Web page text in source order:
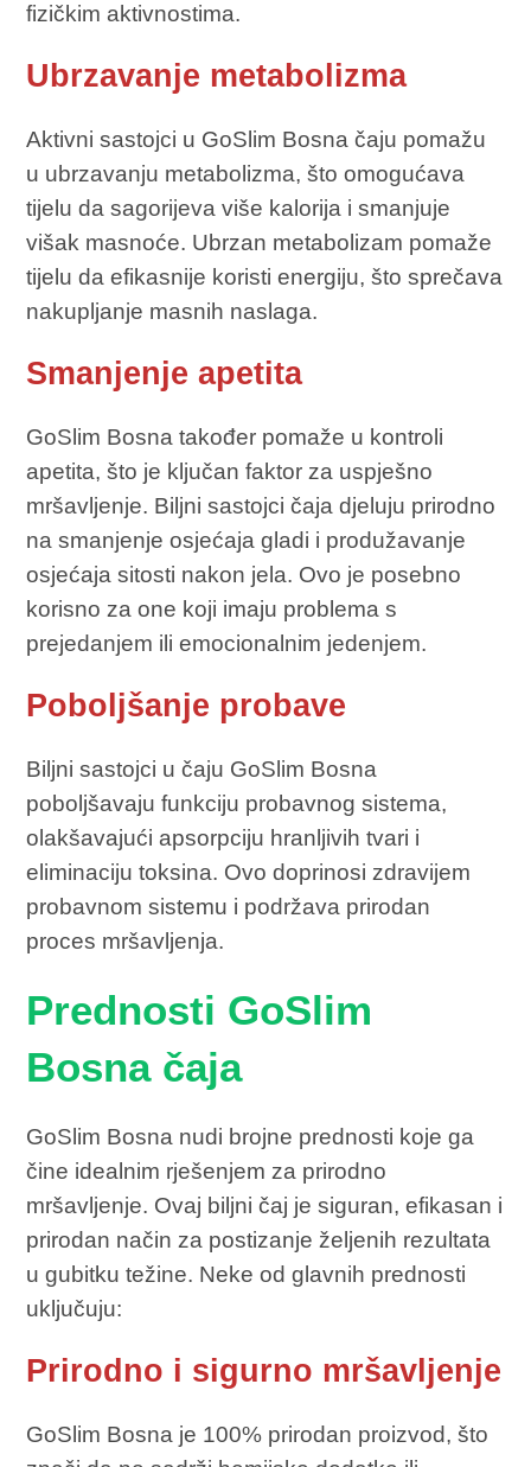
fizičkim aktivnostima.
Ubrzavanje metabolizma
Aktivni sastojci u GoSlim Bosna čaju pomažu
u ubrzavanju metabolizma, što omogućava
tijelu da sagorijeva više kalorija i smanjuje
višak masnoće. Ubrzan metabolizam pomaže
tijelu da efikasnije koristi energiju, što sprečava
nakupljanje masnih naslaga.
Smanjenje apetita
GoSlim Bosna također pomaže u kontroli
apetita, što je ključan faktor za uspješno
mršavljenje. Biljni sastojci čaja djeluju prirodno
na smanjenje osjećaja gladi i produžavanje
osjećaja sitosti nakon jela. Ovo je posebno
korisno za one koji imaju problema s
prejedanjem ili emocionalnim jedenjem.
Poboljšanje probave
Biljni sastojci u čaju GoSlim Bosna
poboljšavaju funkciju probavnog sistema,
olakšavajući apsorpciju hranljivih tvari i
eliminaciju toksina. Ovo doprinosi zdravijem
probavnom sistemu i podržava prirodan
proces mršavljenja.
Prednosti GoSlim
Bosna čaja
GoSlim Bosna nudi brojne prednosti koje ga
čine idealnim rješenjem za prirodno
mršavljenje. Ovaj biljni čaj je siguran, efikasan i
prirodan način za postizanje željenih rezultata
u gubitku težine. Neke od glavnih prednosti
uključuju:
Prirodno i sigurno mršavljenje
GoSlim Bosna je 100% prirodan proizvod, što